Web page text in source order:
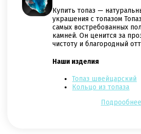
Купить топаз —
украшения с топазом
самых востребованных
камней. Он ценится за
чистоту и благородный
Наши изделия
Топаз швейцарский
Кольцо из топаза